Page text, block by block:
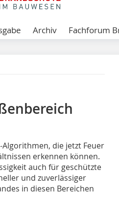
Archiv Fachforum
Algorithmen, die jetzt Feuer
erkennen können.
auch für geschützte
und zuverlässiger
in diesen Bereichen